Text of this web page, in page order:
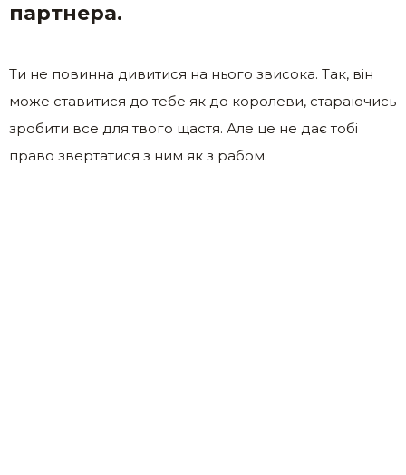
партнера.
Ти не повинна дивитися на нього звисока. Так, він
може ставитися до тебе як до королеви, стараючись
зробити все для твого щастя. Але це не дає тобі
право звертатися з ним як з рабом.